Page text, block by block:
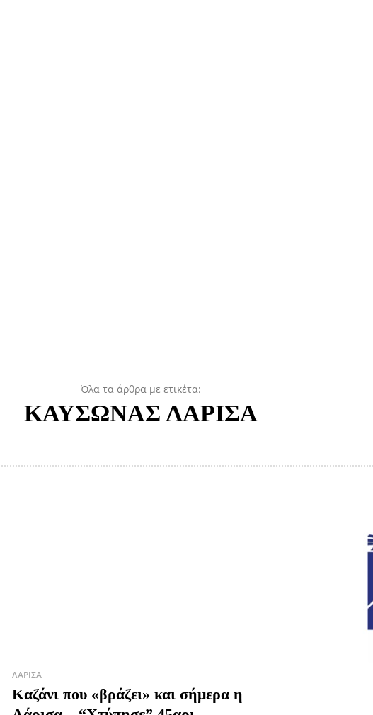
Όλα τα άρθρα με ετικέτα:
ΚΑΥΣΩΝΑΣ ΛΑΡΙΣΑ
ΛΆΡΙΣΑ
Καζάνι που «βράζει» και σήμερα η